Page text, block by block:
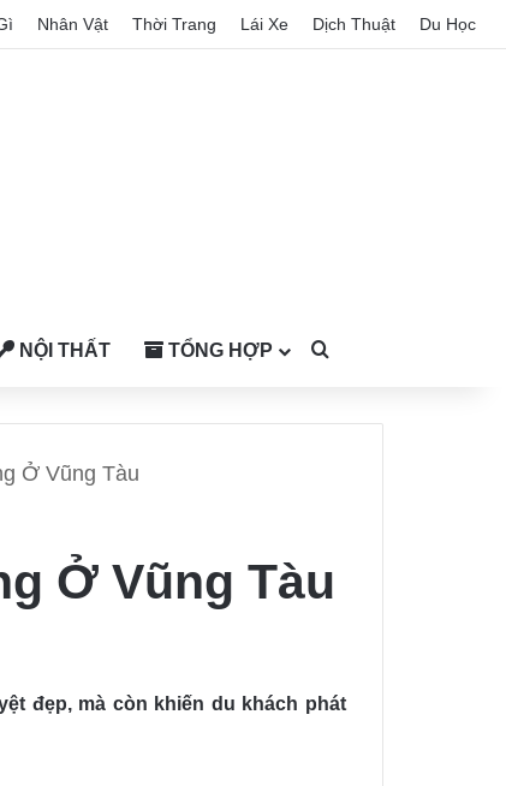
Nhân Vật Thời Trang Lái Xe Dịch Thuật Du Học
NỘI THẤT TỔNG HỢP
Ở Vũng Tàu
Ở Vũng Tàu
đẹp, mà còn khiến du khách phát